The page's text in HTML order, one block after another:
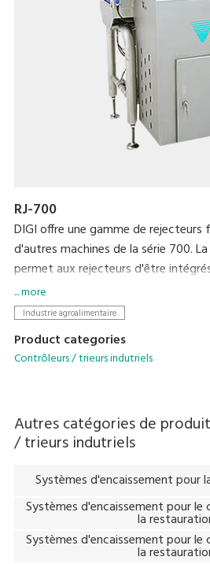
RJ-700
DIGI offre une gamme de rejecteurs
d'autres machines de la série 700.
permet aux rejecteurs d'être
pesage / étiquetage ou en tant
... more
Industrie agroalimentaire
Product categories
Contrôleurs / trieurs indutriels
Autres catégories de
/ trieurs indutriels
Systèmes d'encaissement pour
Systèmes d'encaissement pour
la
Systèmes d'encaissement pour
la